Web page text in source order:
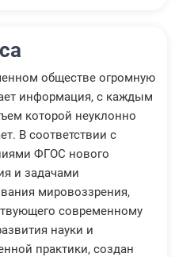
обществе огромную
информация, с каждым
которой неуклонно
В соответствии с
ФГОС нового
и задачами
мировоззрения,
современному
науки и
практики, создан